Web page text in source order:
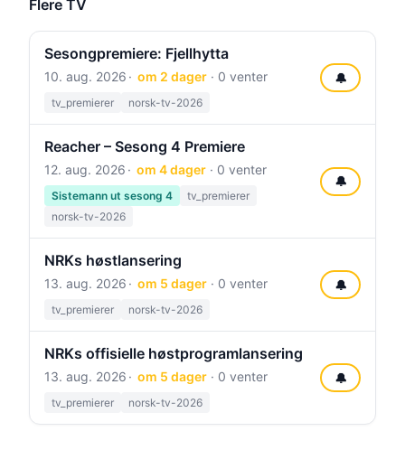
Flere TV
Sesongpremiere: Fjellhytta
10. aug. 2026 om 2 dager· 0 venter
tv_premierer norsk-tv-2026
🔔
Reacher – Sesong 4 Premiere
12. aug. 2026 om 4 dager· 0 venter
Sistemann ut sesong 4
tv_premierer
norsk-tv-2026
🔔
NRKs høstlansering
13. aug. 2026 om 5 dager· 0 venter
tv_premierer norsk-tv-2026
🔔
NRKs offisielle høstprogramlansering
13. aug. 2026 om 5 dager· 0 venter
tv_premierer norsk-tv-2026
🔔